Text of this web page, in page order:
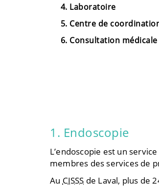
Laboratoire
Centre de
Consultation
1. Endoscopie
L’endoscopie est un
membres des services de
Au CISSS de Laval, plus de